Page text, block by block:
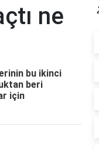
ne
bu ikinci
beri
için